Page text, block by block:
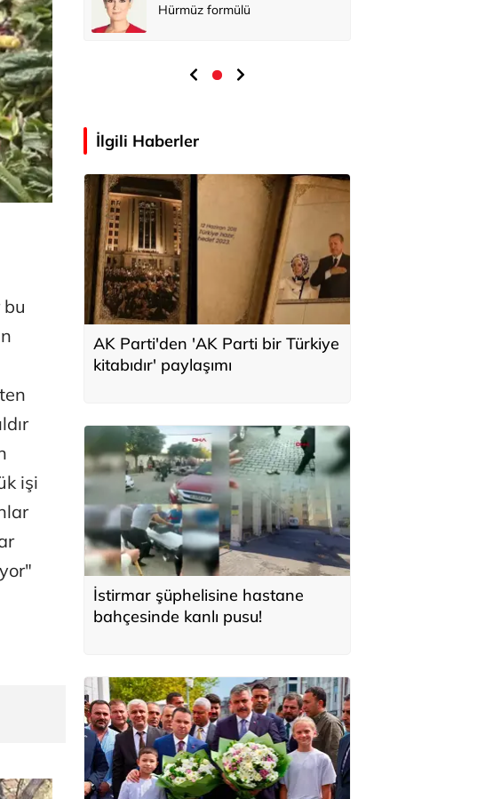
bu
işi
Hürmüz formülü
İlgili Haberler
AK Parti'den 'AK Parti bir Türkiye
kitabıdır' paylaşımı
İstirmar şüphelisine hastane
bahçesinde kanlı pusu!